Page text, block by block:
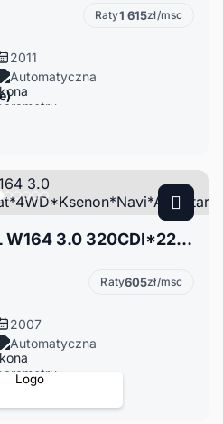
Raty1 615zł/msc
2011
Automatyczna
Mercedes-Benz ML W164 3.0 320CDI*224KM*Automat*4WD*Ksenon*Navi*Alcantara*2xPDC*Szyberdach
Raty605zł/msc
2007
Automatyczna